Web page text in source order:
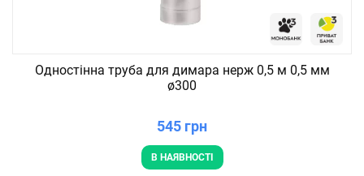
Одностінна труба для димара нерж 0,5 м 0,5 мм
ø300
545 грн
В НАЯВНОСТІ